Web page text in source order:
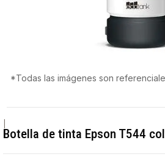
*Todas las imágenes son
Botella de tinta Epson T544